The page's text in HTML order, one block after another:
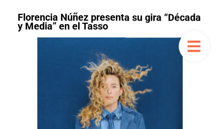
Florencia Núñez presenta su gira “Década
y Media” en el Tasso